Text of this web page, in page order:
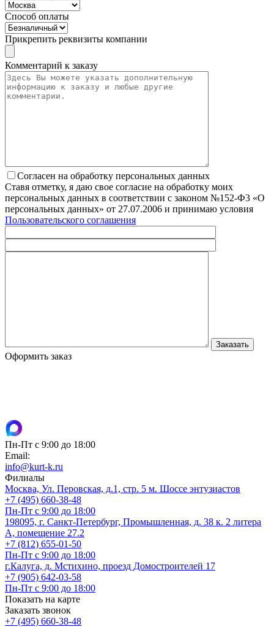
Способ оплаты
Прикрепить реквизиты компании
Комментарий к заказу
Согласен на обработку персональных данных
Ставя отметку, я даю свое согласие на обработку моих
персональных данных в соответствии с законом №152-Ф3 «О
персональных данных» от 27.07.2006 и принимаю условия
Пользовательского соглашения
Оформить заказ
Пн-Пт с 9:00 до 18:00
Email:
info@kurt-k.ru
Филиалы
Москва, Ул. Перовская, д.1, стр. 5 м. Шоссе энтузиастов
+7 (495) 660-38-48
Пн-Пт с 9:00 до 18:00
198095, г. Санкт-Петербург, Промышленная, д. 38 к. 2 литера
А, помещение 27.2
+7 (812) 655-01-50
Пн-Пт с 9:00 до 18:00
г.Калуга, д. Мстихино, проезд Домостроителей 17
+7 (905) 642-03-58
Пн-Пт с 9:00 до 18:00
Показать на карте
Заказать звонок
+7 (495) 660-38-48